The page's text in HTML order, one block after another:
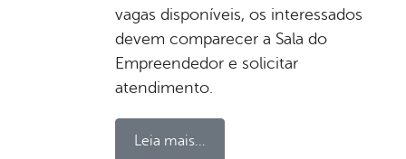
vagas disponíveis, os interessados
devem comparecer a Sala do
Empreendedor e solicitar
atendimento.
Leia mais...